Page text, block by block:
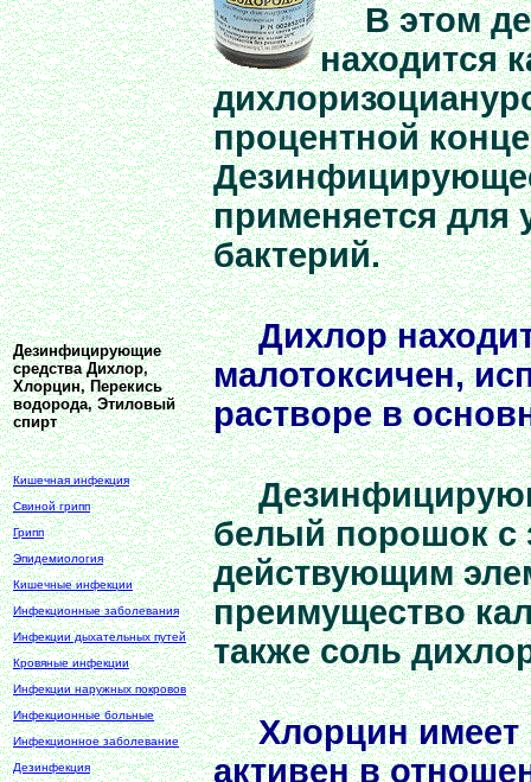
Дезинфицирующие
средства Дихлор,
Хлорцин, Перекись
водорода, Этиловый
спирт
Кишечная инфекция
Свиной грипп
Грипп
Эпидемиология
Кишечные инфекции
Инфекционные заболевания
Инфекции дыхательных путей
Кровяные инфекции
Инфекции наружных покровов
Инфекционные больные
Инфекционное заболевание
Дезинфекция
В этом
находится
процентной
применяется для
бактерий.
Дихлор
малотоксичен,
растворе в
белый порошок с
действующим
преимущество
также соль
Хлорцин имеет
активен в